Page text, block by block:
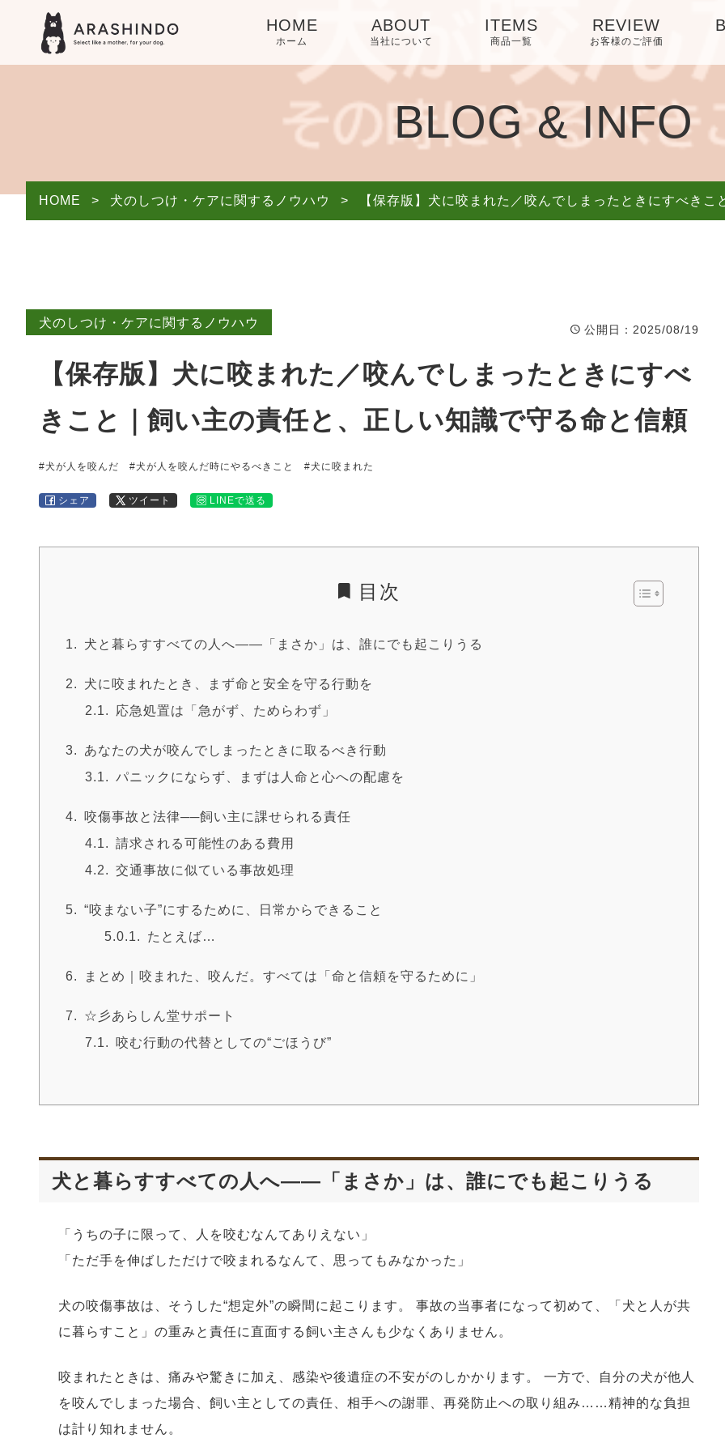
HOME
ホーム
ABOUT
当社について
ITEMS
商品一覧
REVIEW
お客様のご評価
BLOG & INFO
HOME > 犬のしつけ・ケアに関するノウハウ > 【保存版】犬に咬まれた／咬んでしまったときにすべき
犬のしつけ・ケアに関するノウハウ
公開日 ：2025/08/19
【保存版】犬に咬まれた／咬んでしまったときにすべ
きこと｜飼い主の責任と、正しい知識で守る命と信頼
#犬が人を咬んだ #犬が人を咬んだ時にやるべきこと #犬に咬まれた
シェア ツイート LINEで送る
目次
犬と暮らすすべての人へ――「まさか」は、誰にでも起こりうる
犬に咬まれたとき、まず命と安全を守る行動を
応急処置は「急がず、ためらわず」
あなたの犬が咬んでしまったときに取るべき行動
パニックにならず、まずは人命と心への配慮を
咬傷事故と法律──飼い主に課せられる責任
請求される可能性のある費用
交通事故に似ている事故処理
“咬まない子”にするために、日常からできること
たとえば…
まとめ｜咬まれた、咬んだ。すべては「命と信頼を守るために」
☆彡あらしん堂サポート
咬む行動の代替としての“ごほうび”
犬と暮らすすべての人へ――「まさか」は、誰にでも起こりうる
「うちの子に限って、人を咬むなんてありえない」
「ただ手を伸ばしただけで咬まれるなんて、思ってもみなかった」
犬の咬傷事故は、そうした“想定外”の瞬間に起こります。 事故の当事者になって初めて、「犬と人が共
に暮らすこと」の重みと責任に直面する飼い主さんも少なくありません。
咬まれたときは、痛みや驚きに加え、感染や後遺症の不安がのしかかります。 一方で、自分の犬が他人
を咬んでしまった場合、飼い主としての責任、相手への謝罪、再発防止への取り組み……精神的な負担
は計り知れません。